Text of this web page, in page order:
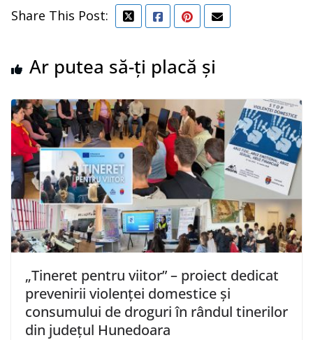
Share This Post:
Ar putea să-ți placă și
„Tineret pentru viitor” – proiect dedicat
prevenirii violenței domestice și
consumului de droguri în rândul tinerilor
din județul Hunedoara